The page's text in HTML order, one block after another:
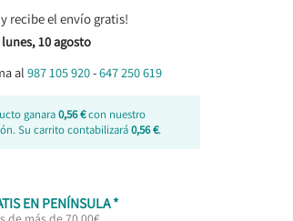
recibe el envío gratis!
lunes, 10 agosto
al 987 105 920-647 250 619
ganara0,56 €con nuestro
Su carrito contabilizará0,56 €.
EN PENÍNSULA *